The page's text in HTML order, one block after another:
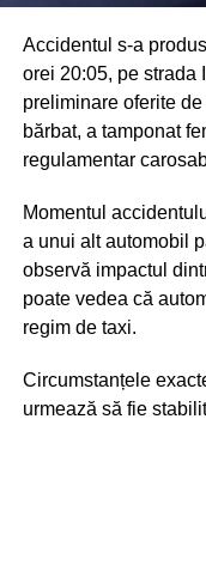
Accidentul s-a
orei 20:05, pe strada
preliminare oferite
bărbat, a tamponat
regulamentar
Momentul
a unui alt automobil
observă impactul
poate vedea că
regim de taxi.
Circumstanțele
urmează să fie